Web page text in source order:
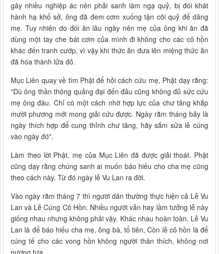
gây nhiều nghiệp ác nên phải sanh làm ngạ quỷ, bị đói khát
hành hạ khổ sở, ông đã đem cơm xuống tận cõi quỷ để dâng
mẹ. Tuy nhiên do đói ăn lâu ngày nên mẹ của ông khi ăn đã
dùng một tay che bát cơm của mình đi không cho các cô hồn
khác đến tranh cướp, vì vậy khi thức ăn đưa lên miệng thức ăn
đã hóa thành lửa đỏ.
Mục Liên quay về tìm Phật để hỏi cách cứu mẹ, Phật dạy rằng:
"Dù ông thần thông quảng đại đến đâu cũng không đủ sức cứu
mẹ ông đâu. Chỉ có một cách nhờ hợp lực của chư tăng khắp
mười phương mới mong giải cứu được. Ngày rằm tháng bảy là
ngày thích hợp để cung thỉnh chư tăng, hãy sắm sửa lễ cúng
vào ngày đó".
Làm theo lời Phật, mẹ của Mục Liên đã được giải thoát. Phật
cũng dạy rằng chúng sanh ai muốn báo hiếu cho cha mẹ cũng
theo cách này. Từ đó ngày lễ Vu Lan ra đời.
Vào ngày rằm tháng 7 thì người dân thường thực hiện cả Lễ Vu
Lan và Lễ Cúng Cô Hồn. Nhiều người vẫn hay lầm tưởng lễ này
giống nhau nhưng không phải vậy. Khác nhau hoàn toàn. Lễ Vu
Lan là để báo hiếu cha mẹ, ông bà, tổ tiên, Còn lễ cô hồn là để
cúng tế cho các vong hồn không người thân thích, không nơi